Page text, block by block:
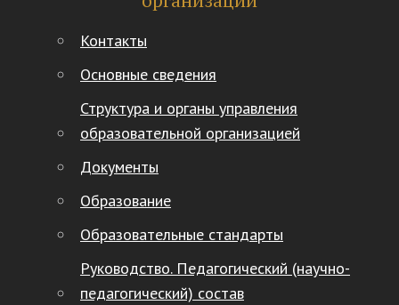
Контакты
Основные сведения
Структура и органы управления
образовательной организацией
Документы
Образование
Образовательные стандарты
Руководство. Педагогический (научно-
педагогический) состав